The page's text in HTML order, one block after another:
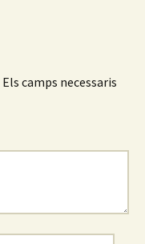
Els camps necessaris